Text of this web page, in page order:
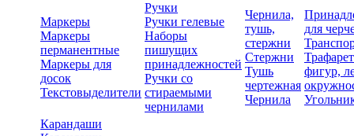
Маркеры
Маркеры
перманентные
Маркеры для
досок
Текстовыделители
Ручки
Ручки гелевые
Наборы
пишущих
принадлежностей
Ручки со
стираемыми
чернилами
Чернила,
тушь,
стержни
Стержни
Тушь
чертежная
Чернила
для
фигур,
Карандаши